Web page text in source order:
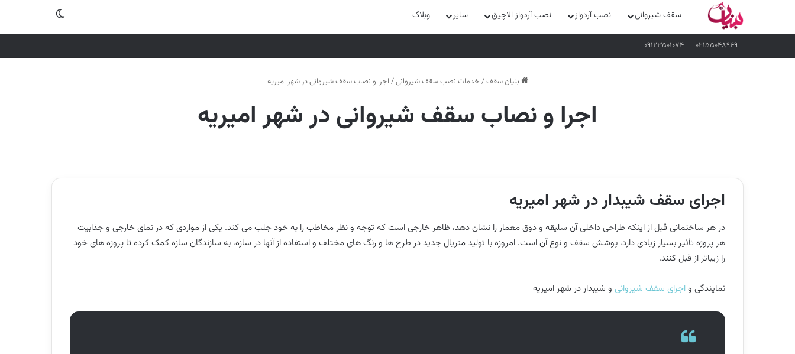
سقف شیروانی نصب آردواز نصب آردواز الاچیق سایر وبلاگ
۰۲۱۵۵۰۴۸۹۴۹ ۰۹۱۲۳۵۰۱۰۷۴
بنیان سقف/ خدمات نصب سقف شیروانی/ اجرا و نصاب سقف شیروانی در شهر امیریه
اجرا و نصاب سقف شیروانی در شهر امیریه
اجرای سقف شیبدار در شهر امیریه
در هر ساختمانی قبل از اینکه طراحی داخلی آن سلیقه و ذوق معمار را نشان دهد، ظاهر خارجی است که توجه و نظر مخاطب را به خود جلب می کند. یکی از مواردی که در نمای خارجی و جذابیت
هر پروژه تأثیر بسیار زیادی دارد، پوشش سقف و نوع آن است. امروزه با تولید متریال جدید در طرح ها و رنگ های مختلف و استفاده از آنها در سازه، به سازندگان سازه کمک کرده تا پروژه های خود
را زیباتر از قبل کنند.
نمایندگی واجرای سقف شیروانی و شیبدار در شهر امیریه